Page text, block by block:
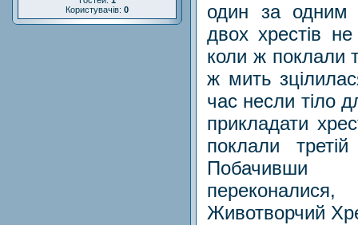
Користувачів: 0
один за одним
двох хрестів не
коли ж поклали
ж мить
час несли тіло
прикладати
поклали
Побачивши
Животворчий